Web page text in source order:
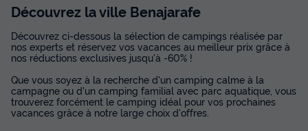
Découvrez la ville Benajarafe
Découvrez ci-dessous la sélection de campings réalisée par
nos experts et réservez vos vacances au meilleur prix grâce à
nos réductions exclusives jusqu'à -60% !
Que vous soyez à la recherche d'un camping calme à la
campagne ou d'un camping familial avec parc aquatique, vous
trouverez forcément le camping idéal pour vos prochaines
vacances grâce à notre large choix d'offres.